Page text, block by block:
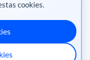
México
·
Ecuador·Perú·
cookies.